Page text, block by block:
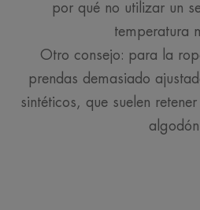
por qué no utilizar un
temperatura
Otro consejo: para la
prendas demasiado
sintéticos, que suelen